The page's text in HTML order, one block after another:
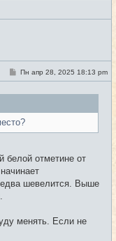
#5
С
о
е
н
Пн апр 28, 2025 18:13 pm
белой отметине от
едва шевелится. Выше
менять. Если не